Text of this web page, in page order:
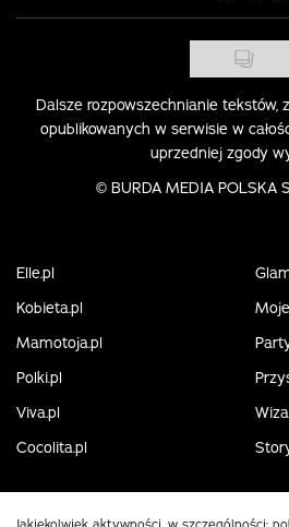
Dalsze rozpowszechnianie tekstów,
opublikowanych w serwisie w
uprzedniej zgody
© BURDA MEDIA POLSKA
Elle.pl
Kobieta.pl
Mamotoja.pl
Polki.pl
Viva.pl
Cocolita.pl